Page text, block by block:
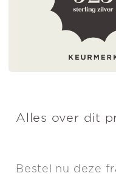
Alles over dit
Bestel nu deze